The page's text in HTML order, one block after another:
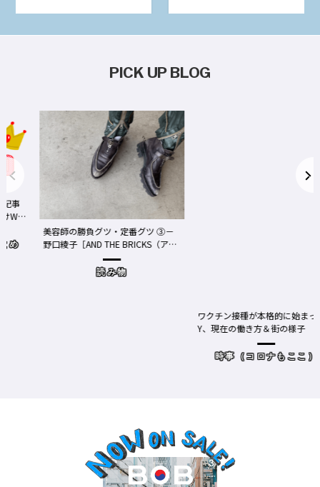
PICK UP BLOG
美容師の勝負グツ・定番グツ ③－
野口綾子［AND THE BRICKS（アン
ドザブリックス）／神奈川県鎌倉
読み物
ワクチン接種が本格的に始まったN
Y、現在の働き方＆街の様子
時事（コロナもここ）